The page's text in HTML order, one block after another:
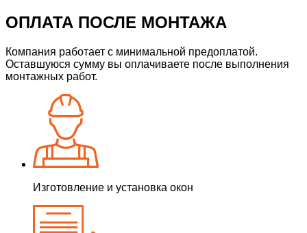
ОПЛАТА ПОСЛЕ МОНТАЖА
Компания работает с минимальной предоплатой.
Оставшуюся сумму вы оплачиваете после выполнения
монтажных работ.
Изготовление и установка окон